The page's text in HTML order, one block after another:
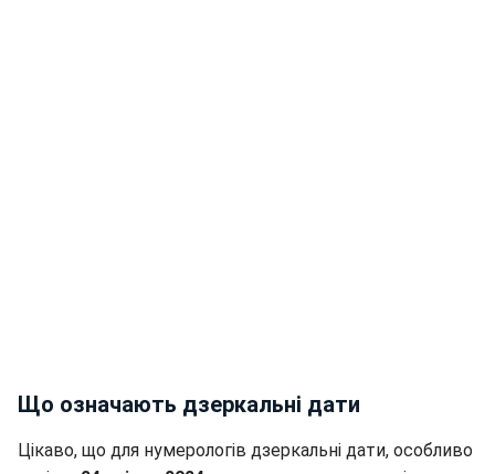
Що означають дзеркальні дати
Цікаво, що для нумерологів дзеркальні дати, особливо